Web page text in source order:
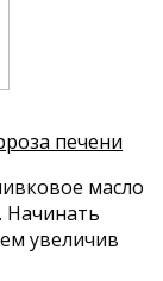
печени
масло
Начинать
увеличив